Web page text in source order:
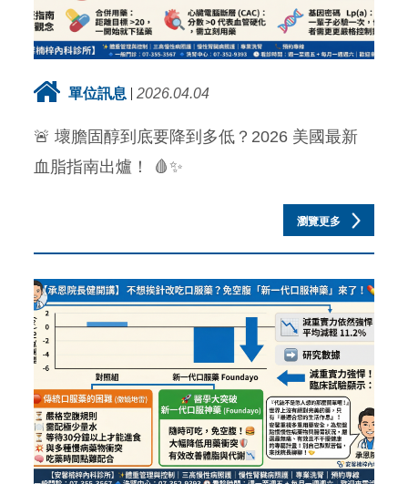
單位訊息 2026.04.04
🚨 壞膽固醇到底要降到多低？2026 美國最新
血脂指南出爐！ 🩸✨
瀏覽更多